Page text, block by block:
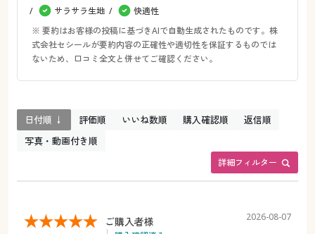
サラサラ生地
快適性
※ 要約はお客様の投稿に基づきAIで自動生成されたものです。株
式会社セシールが要約内容の正確性や適切性を保証するものでは
ないため、口コミ全文と併せてご確認ください。
詳細フィルター
日付順 ↓ 評価順 いいね数順 購入確認順
返信順
写真・動画付き順
ご購入者様 2026-08-07